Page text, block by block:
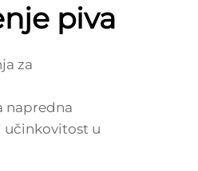
piva
za
napredna
učinkovitost u